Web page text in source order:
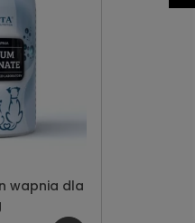
wapnia dla